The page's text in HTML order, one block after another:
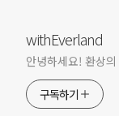
withEverland
안녕하세요! 환상
구독하기